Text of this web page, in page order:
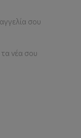
σου
νέα σου